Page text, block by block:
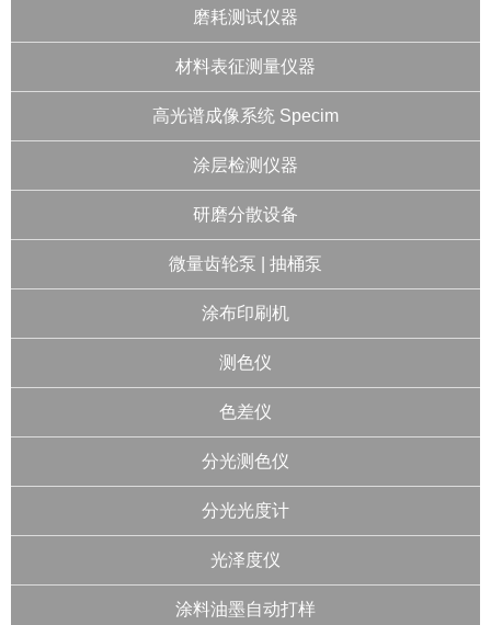
磨耗测试仪器
材料表征测量仪器
高光谱成像系统 Specim
涂层检测仪器
研磨分散设备
微量齿轮泵 | 抽桶泵
涂布印刷机
测色仪
色差仪
分光测色仪
分光光度计
光泽度仪
涂料油墨自动打样